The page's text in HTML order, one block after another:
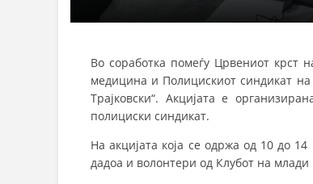
Во соработка помеѓу Црвениот крст
медицина и Полицискиот синдикат
Трајковски“. Акцијата е
полициски синдикат.
На акцијата која се одржа од 10 до
дадоа и волонтери од Клубот на